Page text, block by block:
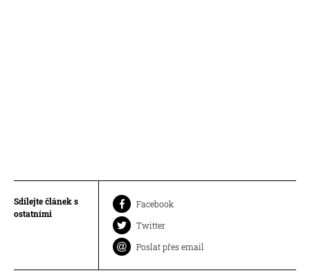
Sdílejte článek s
ostatními
Facebook
Twitter
Poslat přes email